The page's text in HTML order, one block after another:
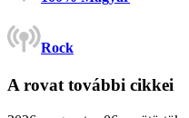
Rock
A rovat további cikkei